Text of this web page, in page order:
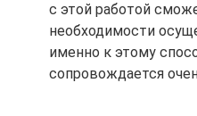
с этой работой
необходимости
именно к этому
сопровождается